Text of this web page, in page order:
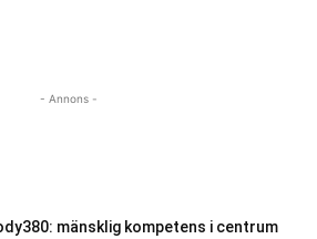
- Annons -
mänsklig kompetens i centrum